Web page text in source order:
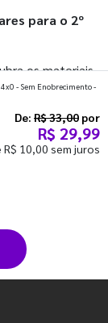
para o 2º
os materiais
- Sem Enobrecimento -
De: R$ 33,00 por
R$ 29,99
R$ 10,00 sem juros